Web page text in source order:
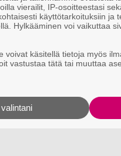
vierailit, IP-osoitteestasi
käyttötarkoituksiin ja
Hylkääminen voi vaikuttaa
voivat käsitellä tietoja myös
vastustaa tätä tai muuttaa